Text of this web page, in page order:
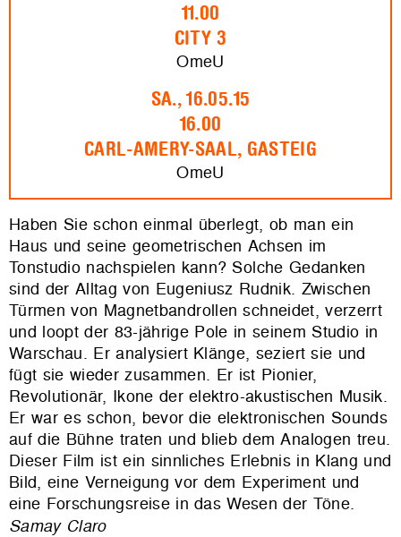
11.00
CITY 3
OmeU
SA., 16.05.15
16.00
CARL-AMERY-SAAL, GASTEIG
OmeU
Haben Sie schon einmal überlegt, ob man ein
Haus und seine geometrischen Achsen im
Tonstudio nachspielen kann? Solche Gedanken
sind der Alltag von Eugeniusz Rudnik. Zwischen
Türmen von Magnetbandrollen schneidet, verzerrt
und loopt der 83-jährige Pole in seinem Studio in
Warschau. Er analysiert Klänge, seziert sie und
fügt sie wieder zusammen. Er ist Pionier,
Revolutionär, Ikone der elektro-akustischen Musik.
Er war es schon, bevor die elektronischen Sounds
auf die Bühne traten und blieb dem Analogen treu.
Dieser Film ist ein sinnliches Erlebnis in Klang und
Bild, eine Verneigung vor dem Experiment und
eine Forschungsreise in das Wesen der Töne.
Samay Claro